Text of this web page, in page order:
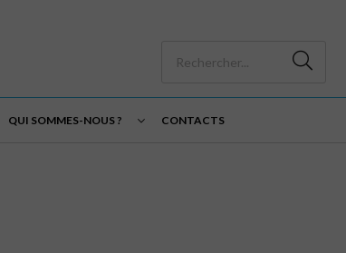
QUI SOMMES-NOUS ? CONTACTS